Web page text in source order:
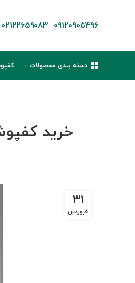
09120905496
02122659083
دسته بندی محصولات
خرید
۳۱
فروردین